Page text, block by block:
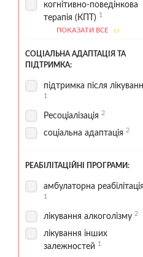
когнітивно-поведінкова
терапія (КПТ) 1
психокорекція1
психологічне
консультування
психотерапевтичні сесії
ПОКАЗАТИ ВСЕ
СОЦІАЛЬНА АДАПТАЦІЯ ТА
ПІДТРИМКА:
підтримка після
1
Ресоціалізація 2
соціальна адаптація 2
РЕАБІЛІТАЦІЙНІ ПРОГРАМИ:
амбулаторна реабілітація
1
лікування алкоголізму 2
лікування інших
залежностей 1